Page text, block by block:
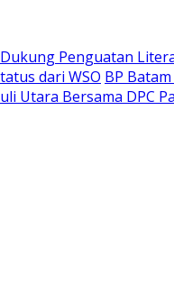
Penguatan
dari WSO BP
Utara Bersama DPC